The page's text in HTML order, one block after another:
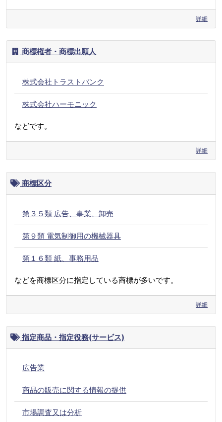
詳細
商標権者・商標出願人
株式会社トラストバンク
株式会社ハーモニック
などです。
詳細
商標区分
第３５類 広告、事業、卸売
第９類 電気制御用の機械器具
第１６類 紙、事務用品
などを商標区分に指定している商標が多いです。
詳細
指定商品・指定役務(サービス)
広告業
商品の販売に関する情報の提供
市場調査又は分析